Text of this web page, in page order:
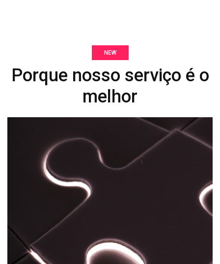
NEW
Porque nosso serviço é o
melhor